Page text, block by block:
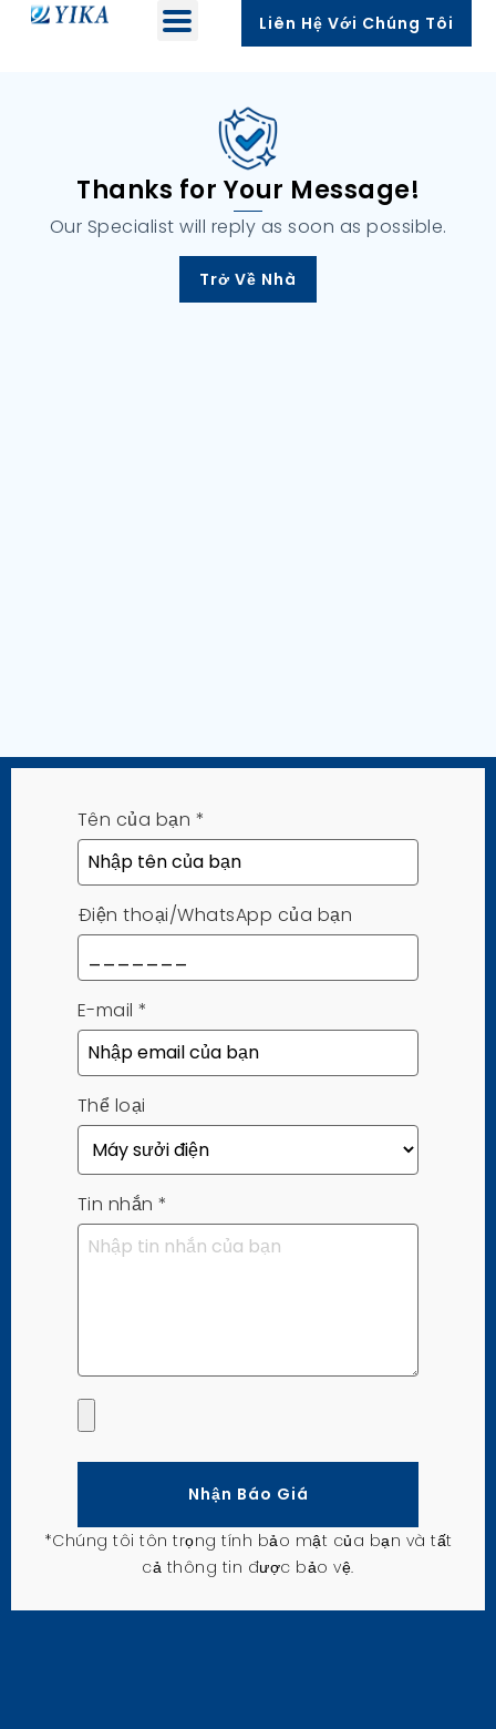
Liên Hệ Với Chúng Tôi
Thanks for Your Message!
Our Specialist will reply as soon as possible.
Trở Về Nhà
Tên của bạn *
Điện thoại/WhatsApp của bạn
E-mail *
Thể loại
Tin nhắn *
Nhận Báo Giá
*Chúng tôi tôn trọng tính bảo mật của bạn và tất
cả thông tin được bảo vệ.